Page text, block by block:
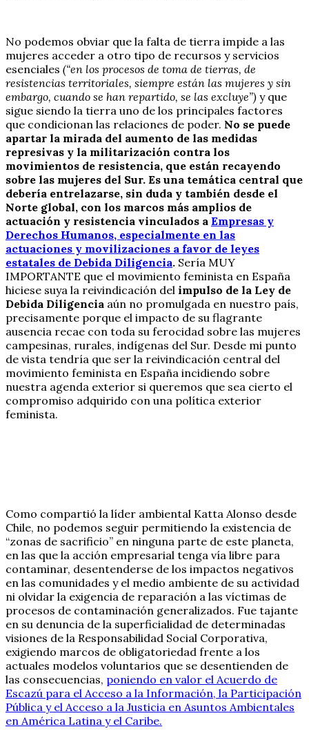
No podemos obviar que la falta de tierra impide a las
mujeres acceder a otro tipo de recursos y servicios
esenciales (“en los procesos de toma de tierras, de
resistencias territoriales, siempre están las mujeres y sin
embargo, cuando se han repartido, se las excluye”) y que
sigue siendo la tierra uno de los principales factores
que condicionan las relaciones de poder. No se puede
apartar la mirada del aumento de las medidas
represivas y la militarización contra los
movimientos de resistencia, que están recayendo
sobre las mujeres del Sur. Es una temática central que
debería entrelazarse, sin duda y también desde el
Norte global, con los marcos más amplios de
actuación y resistencia vinculados a Empresas y
Derechos Humanos, especialmente en las
actuaciones y movilizaciones a favor de leyes
estatales de Debida Diligencia. Sería MUY
IMPORTANTE que el movimiento feminista en España
hiciese suya la reivindicación del impulso de la Ley de
Debida Diligencia aún no promulgada en nuestro país,
precisamente porque el impacto de su flagrante
ausencia recae con toda su ferocidad sobre las mujeres
campesinas, rurales, indígenas del Sur. Desde mi punto
de vista tendría que ser la reivindicación central del
movimiento feminista en España incidiendo sobre
nuestra agenda exterior si queremos que sea cierto el
compromiso adquirido con una política exterior
feminista.
Como compartió la líder ambiental Katta Alonso desde
Chile, no podemos seguir permitiendo la existencia de
“zonas de sacrificio” en ninguna parte de este planeta,
en las que la acción empresarial tenga vía libre para
contaminar, desentenderse de los impactos negativos
en las comunidades y el medio ambiente de su actividad
ni olvidar la exigencia de reparación a las víctimas de
procesos de contaminación generalizados. Fue tajante
en su denuncia de la superficialidad de determinadas
visiones de la Responsabilidad Social Corporativa,
exigiendo marcos de obligatoriedad frente a los
actuales modelos voluntarios que se desentienden de
las consecuencias, poniendo en valor el Acuerdo de
Escazú para el Acceso a la Información, la Participación
Pública y el Acceso a la Justicia en Asuntos Ambientales
en América Latina y el Caribe.